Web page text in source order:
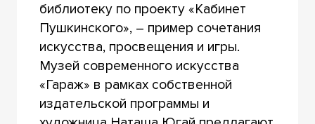
библиотеку по проекту «Кабинет
Пушкинского», – пример сочетания
искусства, просвещения и игры.
Музей современного искусства
«Гараж» в рамках собственной
издательской программы и